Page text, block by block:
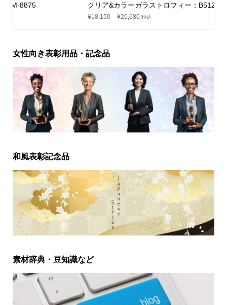
クリア&カラーガラストロフィー：B512
女性向き表彰用品・記念品
和風表彰記念品
素材辞典・豆知識など